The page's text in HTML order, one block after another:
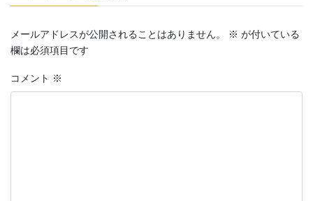
メールアドレスが公開されることはありません。 ※ が付いている
欄は必須項目です
コメント ※